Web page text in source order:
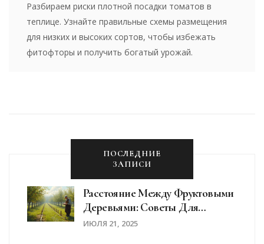
Разбираем риски плотной посадки томатов в
теплице. Узнайте правильные схемы размещения
для низких и высоких сортов, чтобы избежать
фитофторы и получить богатый урожай.
ПОСЛЕДНИЕ
ЗАПИСИ
Расстояние Между Фруктовыми
Деревьями: Советы Для
Идеального Сада
ИЮЛЯ 21, 2025